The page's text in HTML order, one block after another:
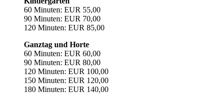
60 Minuten: EUR 55,00
90 Minuten: EUR 70,00
120 Minuten: EUR 85,00
Ganztag und Horte
60 Minuten: EUR 60,00
90 Minuten: EUR 80,00
120 Minuten: EUR 100,00
150 Minuten: EUR 120,00
180 Minuten: EUR 140,00